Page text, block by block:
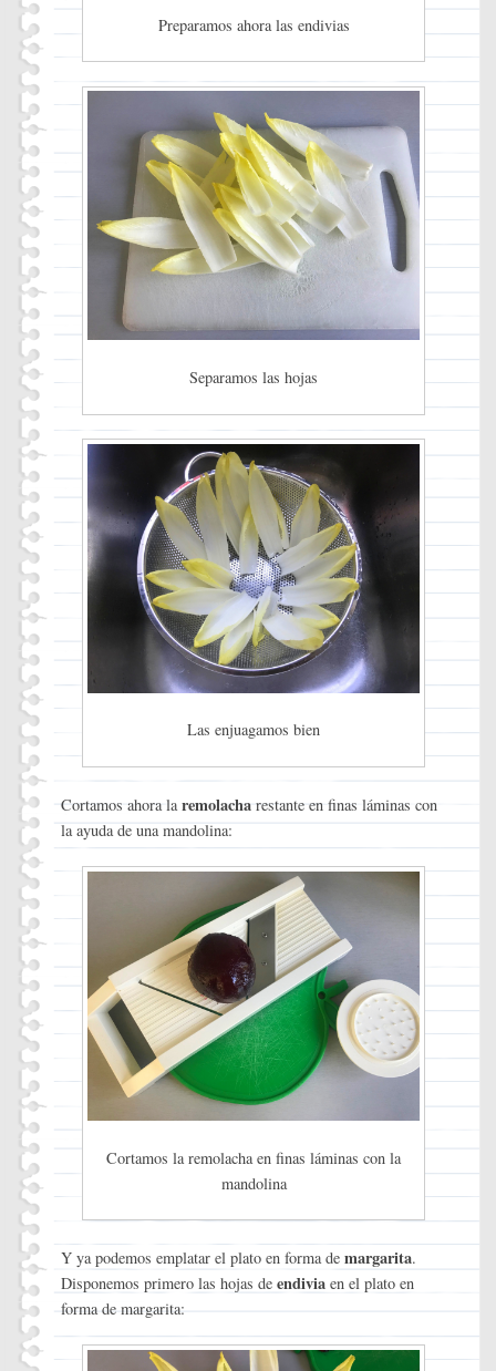
Preparamos ahora las endivias
Separamos las hojas
Las enjuagamos bien
Cortamos ahora laremolacha restante en finas láminas con
la ayuda de una mandolina:
Cortamos la remolacha en finas láminas con la
mandolina
Y ya podemos emplatar el plato en forma de margarita.
Disponemos primero las hojas de endivia en el plato en
forma de margarita: